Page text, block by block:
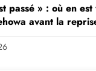
passé » : où en
avant la